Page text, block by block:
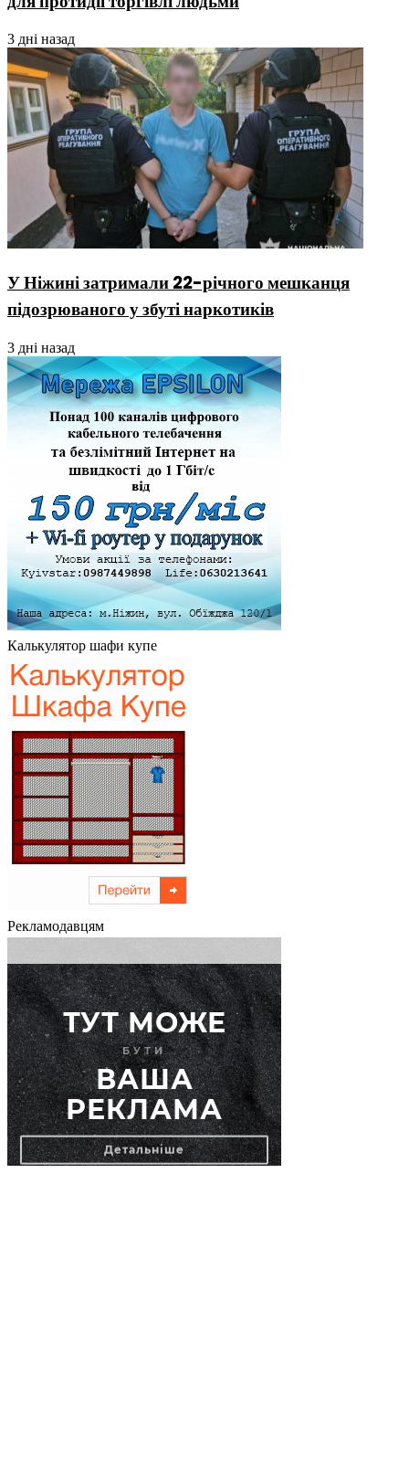
3 дні назад
У Ніжині затримали 22-річного мешканця
підозрюваного у збуті наркотиків
3 дні назад
Калькулятор шафи купе
Рекламодавцям